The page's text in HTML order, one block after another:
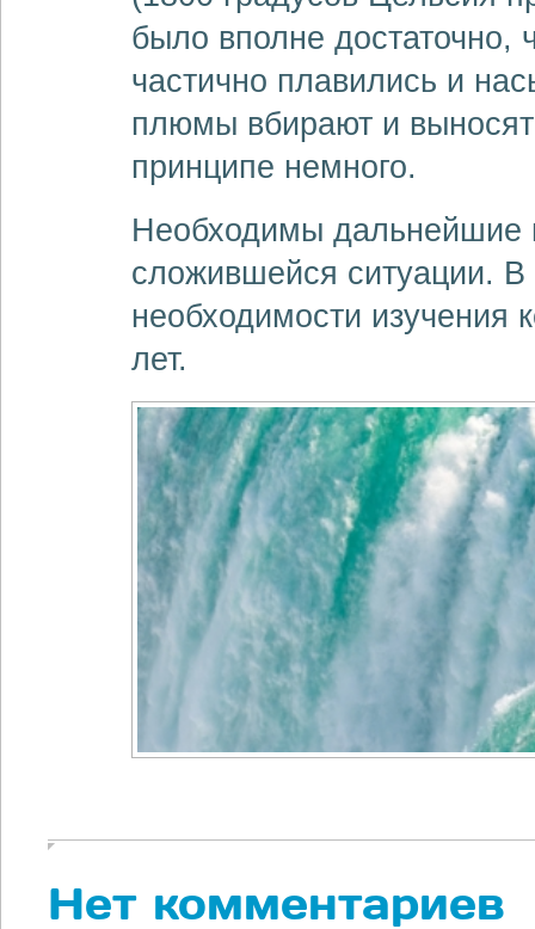
было вполне достаточно,
частично плавились и
плюмы вбирают и
принципе немного.
Необходимы дальнейшие
сложившейся ситуации. В
необходимости изучения
лет.
Нет комментариев